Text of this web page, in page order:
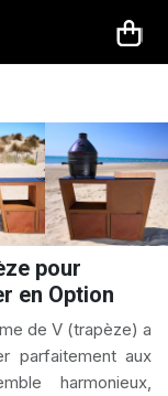
pour
en Option
de V (trapèze) a
parfaitement aux
harmonieux,